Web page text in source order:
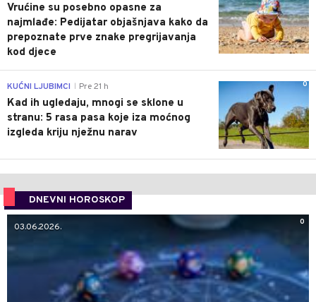
Vrućine su posebno opasne za
najmlađe: Pedijatar objašnjava kako da
prepoznate prve znake pregrijavanja
kod djece
0
KUĆNI LJUBIMCI Pre 21 h
Kad ih ugledaju, mnogi se sklone u
stranu: 5 rasa pasa koje iza moćnog
izgleda kriju nježnu narav
DNEVNI HOROSKOP
0
03.06.2026.